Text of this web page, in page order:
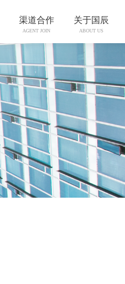
渠道合作
AGENT JOIN
关于国辰
ABOUT US